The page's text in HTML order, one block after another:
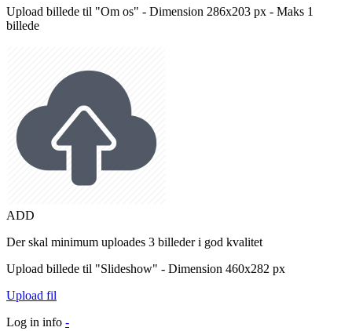
Upload billede til "Om os" - Dimension 286x203 px - Maks 1
billede
ADD
Der skal minimum uploades 3 billeder i god kvalitet
Upload billede til "Slideshow" - Dimension 460x282 px
Upload fil
Log in info -